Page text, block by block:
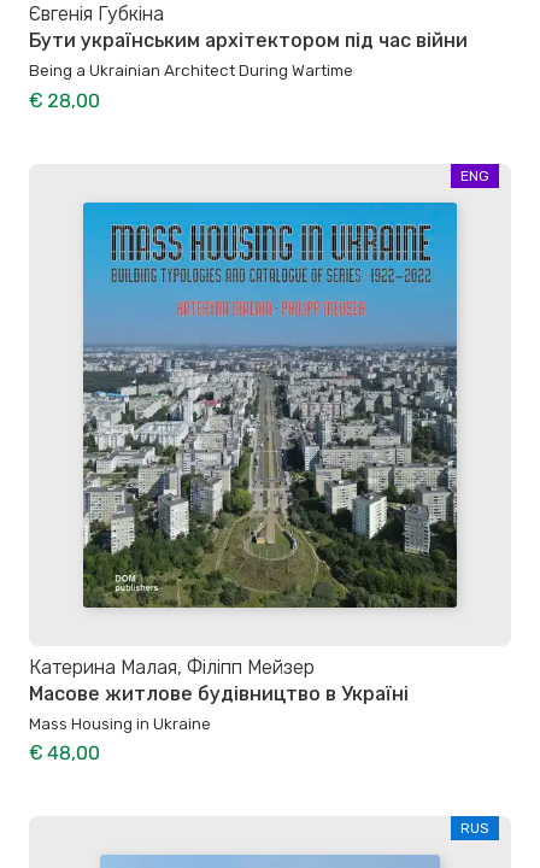
Євгенія Губкіна
Бути українським архітектором під час війни
Being a Ukrainian Architect During Wartime
€ 28,00
ENG
Катерина Малая, Філіпп Мейзер
Масове житлове будівництво в Україні
Mass Housing in Ukraine
€ 48,00
RUS